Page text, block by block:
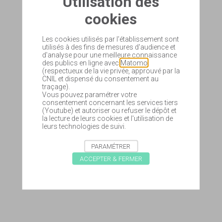
cookies
Les cookies utilisés par l'établissement sont
utilisés à des fins de mesures d'audience et
d'analyse pour une meilleure connaissance
des publics en ligne avec Matomo
(respectueux de la vie privée, approuvé par la
CNIL et dispensé du consentement au
traçage).
Vous pouvez paramétrer votre
consentement concernant les services tiers
(Youtube) et autoriser ou refuser le dépôt et
la lecture de leurs cookies et l'utilisation de
leurs technologies de suivi.
PARAMÉTRER
ACCEPTER & FERMER